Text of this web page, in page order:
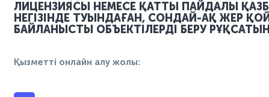
ЛИЦЕНЗИЯСЫ НЕМЕСЕ ҚАТТЫ ПАЙДАЛЫ
НЕГІЗІНДЕ ТУЫНДАҒАН, СОНДАЙ-АҚ ЖЕР
БАЙЛАНЫСТЫ ОБЪЕКТІЛЕРДІ БЕРУ
Қызметті онлайн алу жолы: